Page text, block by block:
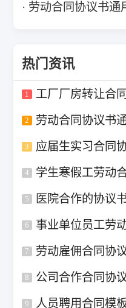
劳动合同协议书通
热门资讯
1 工厂厂房转让合
2 劳动合同协议书
3 应届生实习合同
4 学生寒假工劳动
5 医院合作的协议
6 事业单位员工劳
7 劳动雇佣合同协
8 公司合作合同协
9 人员聘用合同模